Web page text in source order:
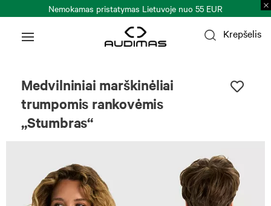
Nemokamas pristatymas Lietuvoje nuo 55 EUR
Krepšelis
Medvilniniai marškinėliai
trumpomis rankovėmis
„Stumbras“